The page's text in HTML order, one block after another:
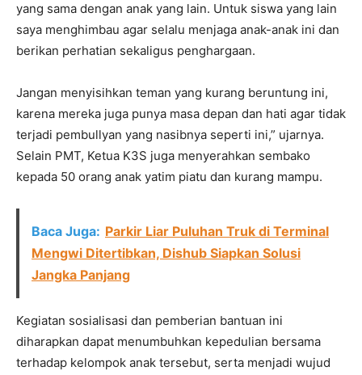
yang sama dengan anak yang lain. Untuk siswa yang lain
saya menghimbau agar selalu menjaga anak-anak ini dan
berikan perhatian sekaligus penghargaan.
Jangan menyisihkan teman yang kurang beruntung ini,
karena mereka juga punya masa depan dan hati agar tidak
terjadi pembullyan yang nasibnya seperti ini,” ujarnya.
Selain PMT, Ketua K3S juga menyerahkan sembako
kepada 50 orang anak yatim piatu dan kurang mampu.
Baca Juga: Parkir Liar Puluhan Truk di Terminal
Mengwi Ditertibkan, Dishub Siapkan Solusi
Jangka Panjang
Kegiatan sosialisasi dan pemberian bantuan ini
diharapkan dapat menumbuhkan kepedulian bersama
terhadap kelompok anak tersebut, serta menjadi wujud